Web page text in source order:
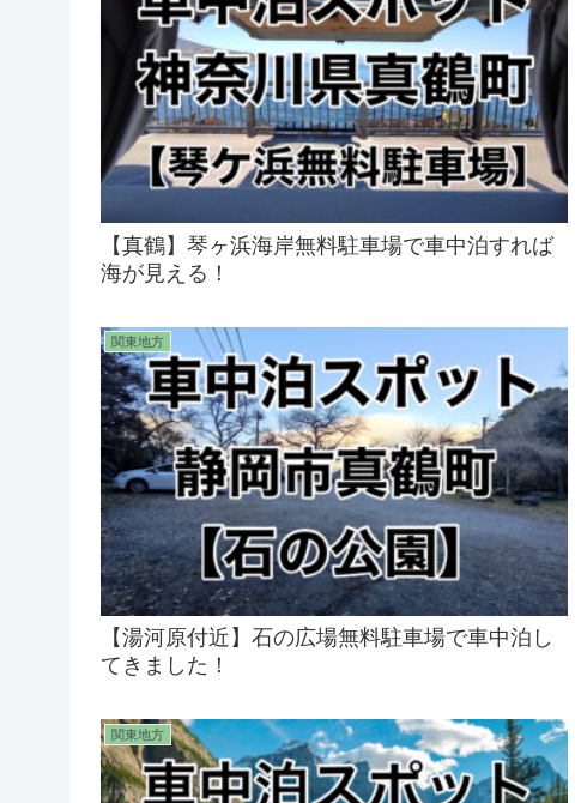
【真鶴】琴ヶ浜海岸無料駐車場で車中泊すれば
海が見える！
関東地方
【湯河原付近】石の広場無料駐車場で車中泊し
てきました！
関東地方